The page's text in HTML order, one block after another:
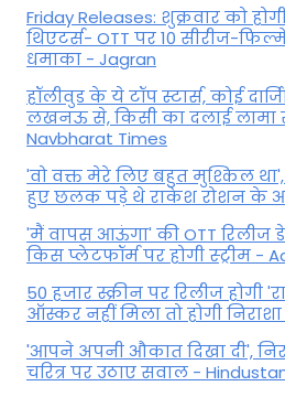
Friday Releases: शुक्रवार को
थिएटर्स- OTT पर 10 सीरीज-
धमाका - Jagran
हॉलीवुड के ये टॉप स्टार्स, कोई
लखनऊ से, किसी का दलाई लामा
Navbharat Times
'वो वक्त मेरे लिए बहुत मुश्किल
हुए छलक पड़े थे राकेश रोशन के
'मैं वापस आऊंगा' की OTT
किस प्लेटफॉर्म पर होगी स्ट्रीम -
50 हजार स्क्रीन पर रिलीज होगी
ऑस्कर नहीं मिला तो होगी
'आपने अपनी औकात दिखा दी',
चरित्र पर उठाए सवाल -